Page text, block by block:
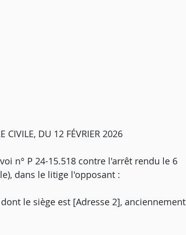
CIVILE, DU 12 FÉVRIER 2026
n° P 24-15.518 contre l'arrêt rendu le 6
dans le litige l'opposant :
le siège est [Adresse 2], anciennement